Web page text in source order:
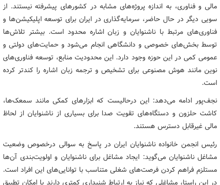
مالی و فناوری، به اندازه پروژه‌های مشابه در کشورهای پیشرفته نیستند. از
سویی دیگر در حال حاضر، سرمایه‌گذاری در ایران برای توسعه اپلیکیشن‌ها و
فناوری‌های مرتبط با ناشنوایان و زبان اشاره محدود است. بیشتر تلاش‌ها
توسط بخش‌های خصوصی و دانشگاهی انجام می‌شود و حمایت‌های دولتی و
عمومی کمی در این حوزه وجود دارد. این محدودیت منابع، توسعه فناوری‌های
نوین مانند هوش مصنوعی برای تشخیص و ترجمه زبان اشاره را کندتر کرده
است.
نجف‌پور ادامه می‌دهد: این درحالیست که ابزارهای کمکی مانند سمعک‌ها،
کاشت حلزون و دستگاه‌های تقویت صدا برای بسیاری از ناشنوایان از لحاظ
مالی غیرقابل دسترس هستند.
رئیس انجمن خانواده ناشنوایان ایران در پاسخ به سوالی درخصوص وضعیت
مشاغل ناشنوایان می‌گوید: ایجاد مشاغل برای ناشنوایان و اولویت‌بندی آن‌ها
مستلزم فراهم کردن فرصت‌های شغلی متناسب با توانایی‌های این افراد است.
در این راستا، مشاغلی که نیاز به ارتباط شنیداری کمتری دارند یا امکان تطبیق